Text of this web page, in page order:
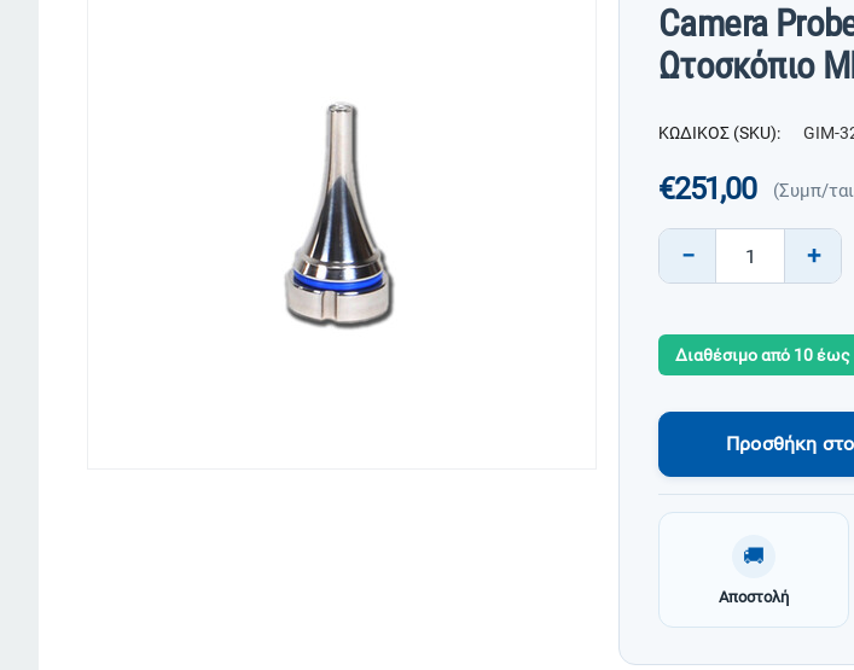
Camera
Ωτοσκόπιο
ΚΩΔΙΚΟΣ (SKU): GIM-
€251,00 (Συμπ/
+
−
Διαθέσιμο από 10
Προσθήκη
🚚
Αποστολή